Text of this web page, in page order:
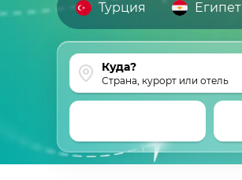
Турция Египет
Страна, курорт или отель